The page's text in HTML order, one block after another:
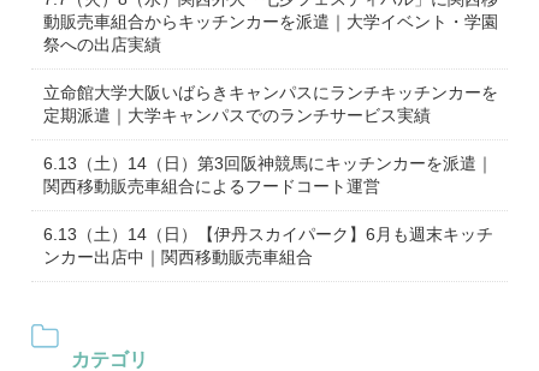
動販売車組合からキッチンカーを派遣｜大学イベント・学園
祭への出店実績
立命館大学大阪いばらきキャンパスにランチキッチンカーを
定期派遣｜大学キャンパスでのランチサービス実績
6.13（土）14（日）第3回阪神競馬にキッチンカーを派遣｜
関西移動販売車組合によるフードコート運営
6.13（土）14（日）【伊丹スカイパーク】6月も週末キッチ
ンカー出店中｜関西移動販売車組合
カテゴリ